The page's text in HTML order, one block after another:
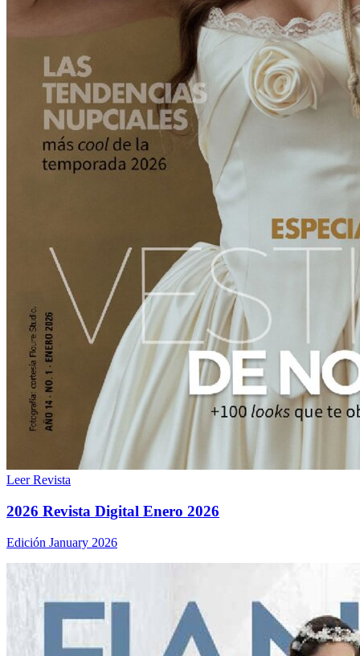
Leer Revista
2026 Revista Digital Enero 2026
Edición January 2026